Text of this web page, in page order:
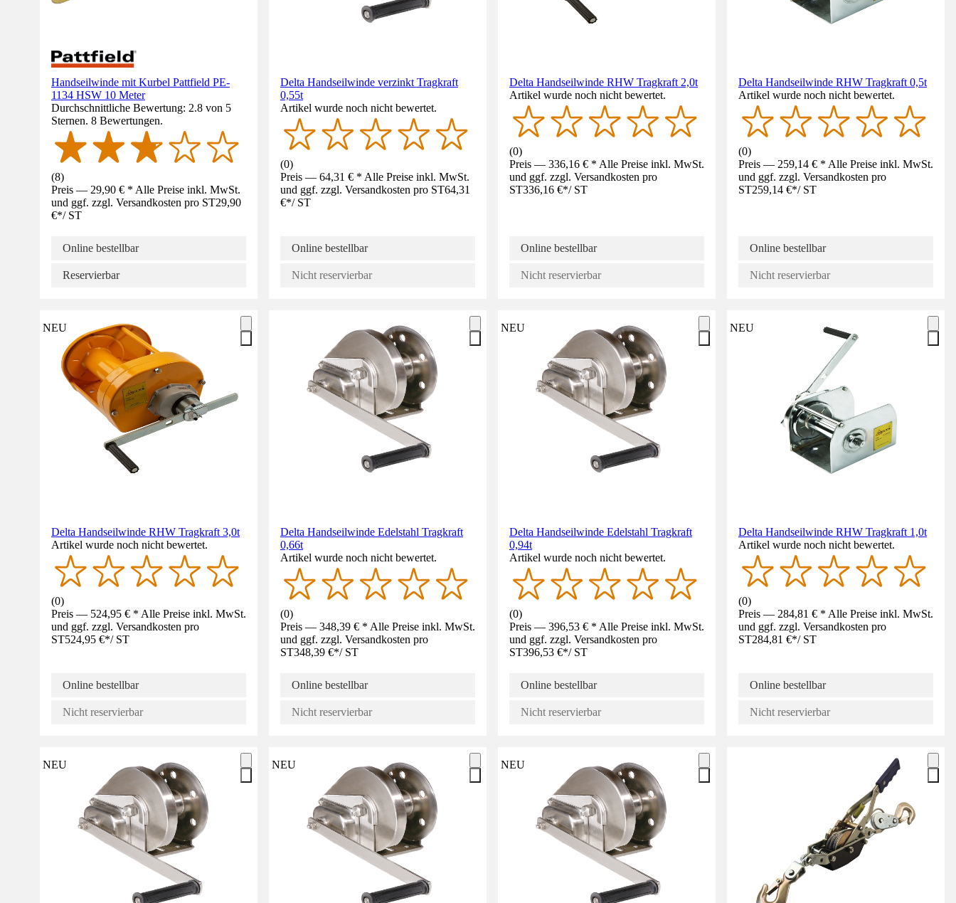
Handseilwinde mit Kurbel Pattfield PE-
1134 HSW 10 Meter
Durchschnittliche Bewertung: 2.8 von 5
Sternen. 8 Bewertungen.
(8)
Preis — 29,90 € * Alle Preise inkl. MwSt.
und ggf. zzgl. Versandkosten pro ST29,90
€*/ ST
Online bestellbar
Reservierbar
Delta Handseilwinde verzinkt Tragkraft
0,55t
Artikel wurde noch nicht bewertet.
(0)
Preis — 64,31 € * Alle Preise inkl. MwSt.
und ggf. zzgl. Versandkosten pro ST64,31
€*/ ST
Online bestellbar
Nicht reservierbar
Delta Handseilwinde RHW Tragkraft 2,0t
Artikel wurde noch nicht bewertet.
(0)
Preis — 336,16 € * Alle Preise inkl. MwSt.
und ggf. zzgl. Versandkosten pro
ST336,16 €*/ ST
Online bestellbar
Nicht reservierbar
Delta Handseilwinde RHW Tragkraft 0,5t
Artikel wurde noch nicht bewertet.
(0)
Preis — 259,14 € * Alle Preise inkl. MwSt.
und ggf. zzgl. Versandkosten pro
ST259,14 €*/ ST
Online bestellbar
Nicht reservierbar
NEU
Delta Handseilwinde RHW Tragkraft 3,0t
Artikel wurde noch nicht bewertet.
(0)
Preis — 524,95 € * Alle Preise inkl. MwSt.
und ggf. zzgl. Versandkosten pro
ST524,95 €*/ ST
Online bestellbar
Nicht reservierbar
Delta Handseilwinde Edelstahl Tragkraft
0,66t
Artikel wurde noch nicht bewertet.
(0)
Preis — 348,39 € * Alle Preise inkl. MwSt.
und ggf. zzgl. Versandkosten pro
ST348,39 €*/ ST
Online bestellbar
Nicht reservierbar
NEU
Delta Handseilwinde Edelstahl Tragkraft
0,94t
Artikel wurde noch nicht bewertet.
(0)
Preis — 396,53 € * Alle Preise inkl. MwSt.
und ggf. zzgl. Versandkosten pro
ST396,53 €*/ ST
Online bestellbar
Nicht reservierbar
NEU
Delta Handseilwinde RHW Tragkraft 1,0t
Artikel wurde noch nicht bewertet.
(0)
Preis — 284,81 € * Alle Preise inkl. MwSt.
und ggf. zzgl. Versandkosten pro
ST284,81 €*/ ST
Online bestellbar
Nicht reservierbar
NEU NEU NEU